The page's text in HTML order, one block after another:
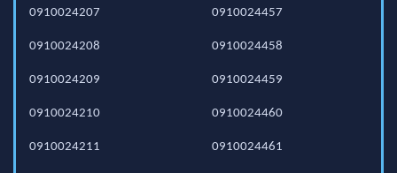
0910024207
0910024208
0910024209
0910024210
0910024211
0910024457
0910024458
0910024459
0910024460
0910024461